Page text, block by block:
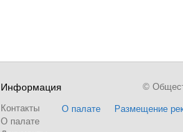
Информация
Контакты
О палате
О палате Размещение
©